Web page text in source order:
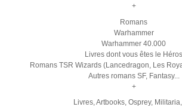
+
Romans
Warhammer
Warhammer 40.000
Livres dont vous êtes le Héros
Romans TSR Wizards (Lancedragon, Les
Autres romans SF, Fantasy...
+
Livres, Artbooks, Osprey,